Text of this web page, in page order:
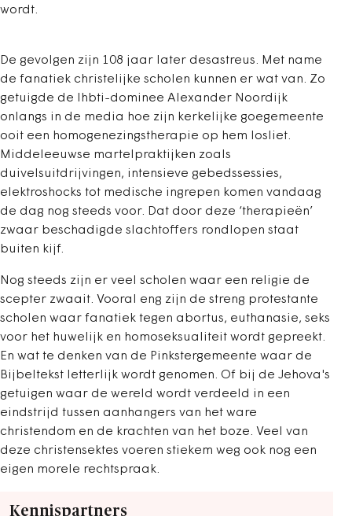
wordt.
De gevolgen zijn 108 jaar later desastreus. Met name
de fanatiek christelijke scholen kunnen er wat van. Zo
getuigde de lhbti-dominee Alexander Noordijk
onlangs in de media hoe zijn kerkelijke goegemeente
ooit een homogenezingstherapie op hem losliet.
Middeleeuwse martelpraktijken zoals
duivelsuitdrijvingen, intensieve gebedssessies,
elektroshocks tot medische ingrepen komen vandaag
de dag nog steeds voor. Dat door deze ‘therapieën’
zwaar beschadigde slachtoffers rondlopen staat
buiten kijf.
Nog steeds zijn er veel scholen waar een religie de
scepter zwaait. Vooral eng zijn de streng protestante
scholen waar fanatiek tegen abortus, euthanasie, seks
voor het huwelijk en homoseksualiteit wordt gepreekt.
En wat te denken van de Pinkstergemeente waar de
Bijbeltekst letterlijk wordt genomen. Of bij de Jehova's
getuigen waar de wereld wordt verdeeld in een
eindstrijd tussen aanhangers van het ware
christendom en de krachten van het boze. Veel van
deze christensektes voeren stiekem weg ook nog een
eigen morele rechtspraak.
Kennispartners